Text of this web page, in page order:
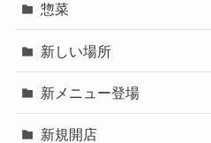
惣菜
新しい場所
新メニュー登場
新規開店